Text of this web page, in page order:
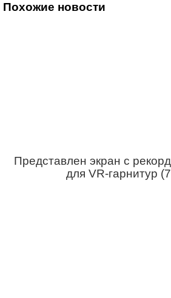
Похожие новости
Представлен экран с
для VR-гарнитур